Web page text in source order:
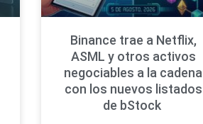
Binance trae a Netflix,
ASML y otros activos
negociables a la cadena
con los nuevos listados
de bStock